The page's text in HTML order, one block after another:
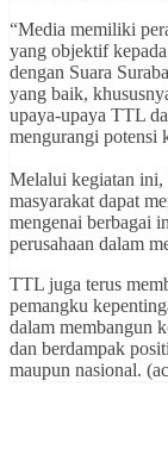
“Media memiliki
yang objektif
dengan Suara
yang baik,
upaya-upaya TTL
mengurangi potensi
Melalui kegiatan ini,
masyarakat dapat
mengenai berbagai
perusahaan dalam
TTL juga terus
pemangku
dalam membangun
dan berdampak
maupun nasional.